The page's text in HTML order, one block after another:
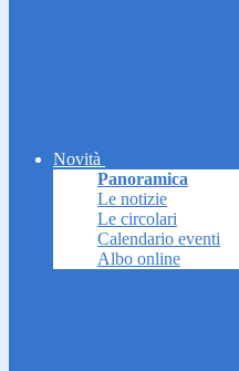
Novità
Panoramica
Le notizie
Le circolari
Calendario eventi
Albo online